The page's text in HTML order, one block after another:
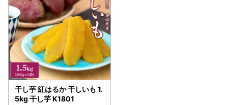
干し芋 紅はるか 干しいも 1.
5kg 干し芋 K1801